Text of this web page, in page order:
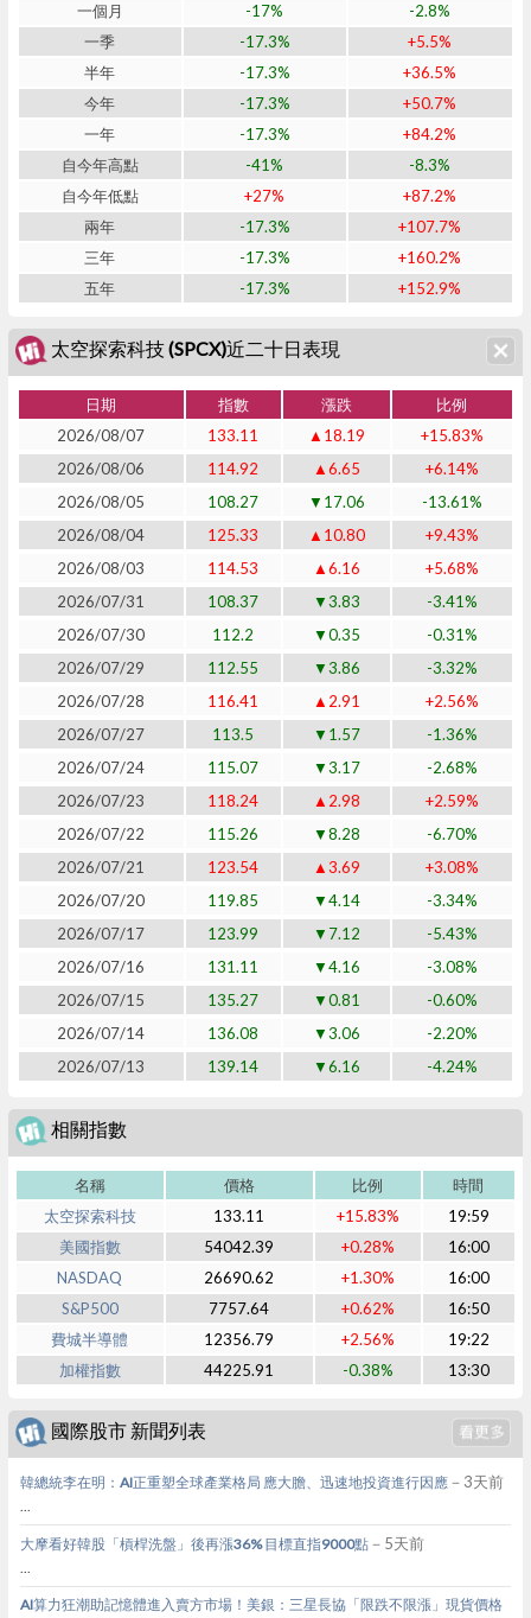
一個月
-17%
-2.8%
一季
-17.3%
+5.5%
半年
-17.3%
+36.5%
今年
-17.3%
+50.7%
一年
-17.3%
+84.2%
自今年高點
-41%
-8.3%
自今年低點
+27%
+87.2%
兩年
-17.3%
+107.7%
三年
-17.3%
+160.2%
五年
-17.3% +152.9%
太空探索科技 (SPCX)近二十日表現
日期 指數 漲跌
比例
2026/08/07
133.11 ▲18.19
+15.83%
2026/08/06
114.92 ▲6.65
+6.14%
2026/08/05
108.27 ▼17.06
-13.61%
2026/08/04
125.33 ▲10.80
+9.43%
2026/08/03
114.53 ▲6.16
+5.68%
2026/07/31
108.37 ▼3.83
-3.41%
2026/07/30
112.2 ▼0.35
-0.31%
2026/07/29
112.55 ▼3.86
-3.32%
2026/07/28
116.41 ▲2.91
+2.56%
2026/07/27
113.5 ▼1.57
-1.36%
2026/07/24
115.07 ▼3.17
-2.68%
2026/07/23
118.24 ▲2.98
+2.59%
2026/07/22
115.26 ▼8.28
-6.70%
2026/07/21
123.54 ▲3.69
+3.08%
2026/07/20
119.85 ▼4.14
-3.34%
2026/07/17
123.99 ▼7.12
-5.43%
2026/07/16
131.11 ▼4.16
-3.08%
2026/07/15
135.27 ▼0.81
-0.60%
2026/07/14
136.08 ▼3.06
-2.20%
2026/07/13
139.14 ▼6.16 -4.24%
相關指數
名稱 價格 比例
時間
太空探索科技
133.11 +15.83%
19:59
美國指數
54042.39 +0.28%
16:00
NASDAQ
26690.62 +1.30%
16:00
S&P500
7757.64 +0.62%
16:50
費城半導體
12356.79 +2.56%
19:22
加權指數
44225.91 -0.38% 13:30
國際股市 新聞列表
韓總統李在明：AI正重塑全球產業格局 應大膽、迅速地投資進行因應－3天前
...
大摩看好韓股「槓桿洗盤」後再漲36% 目標直指9000點－5天前
...
AI算力狂潮助記憶體進入賣方市場！美銀：三星長協「限跌不限漲」現貨價格